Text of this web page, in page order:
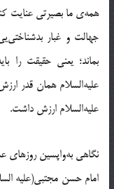
همه‌ی ما بصیرتی عنایت کند
جهالت و غبار
بماند؛ یعنی حقیقت را
علیه‌السلام همان قدر
علیه‌السلام ارزش داشت.
نگاهى به‌واپسين روزهاى
امام حسن مجتبى(علیه